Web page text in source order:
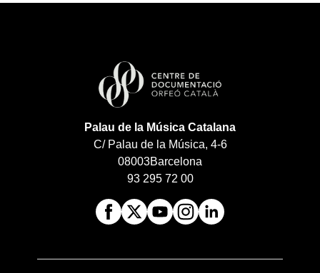
Palau de la Música Catalana
C/ Palau de la Música, 4-6
08003Barcelona
93 295 72 00